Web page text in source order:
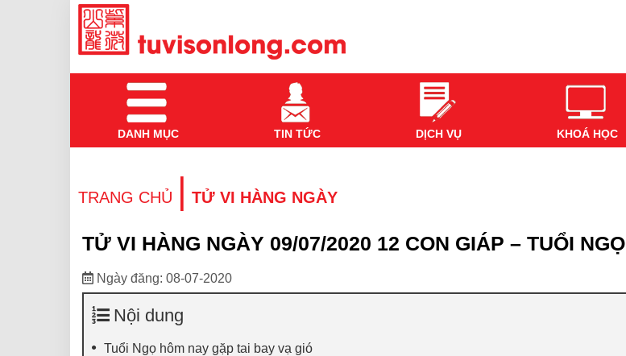
DANH MỤC TIN TỨC DỊCH VỤ KHOÁ HỌC
TRANG CHỦ | TỬ VI HÀNG NGÀY
TỬ VI HÀNG NGÀY 09/07/2020 12 CON GIÁP – TUỔI NGỌ
Ngày đăng: 08-07-2020
Nội dung
Tuổi Ngọ hôm nay gặp tai bay vạ gió